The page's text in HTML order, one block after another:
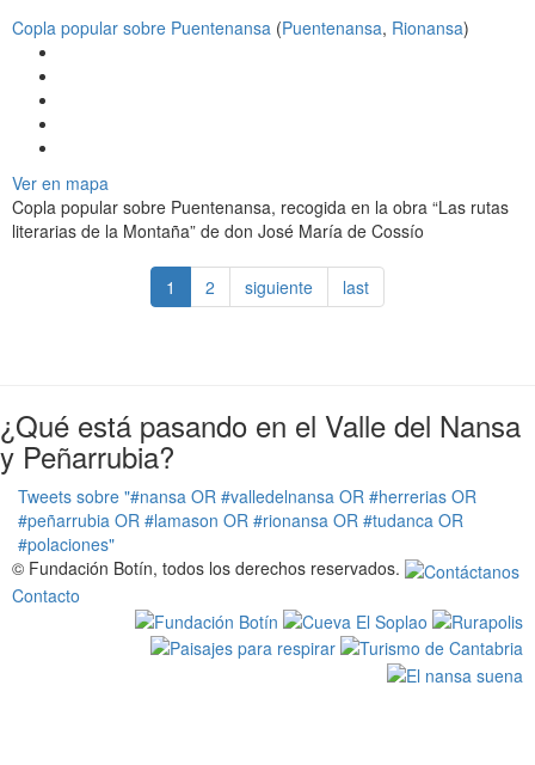
Copla popular sobre Puentenansa (Puentenansa, Rionansa)
Ver en mapa
Copla popular sobre Puentenansa, recogida en la obra “Las rutas
literarias de la Montaña” de don José María de Cossío
1 2 siguiente last
¿Qué está pasando en el Valle del Nansa
y Peñarrubia?
Tweets sobre "#nansa OR #valledelnansa OR #herrerias OR
#peñarrubia OR #lamason OR #rionansa OR #tudanca OR
#polaciones"
© Fundación Botín, todos los derechos reservados.
Contacto